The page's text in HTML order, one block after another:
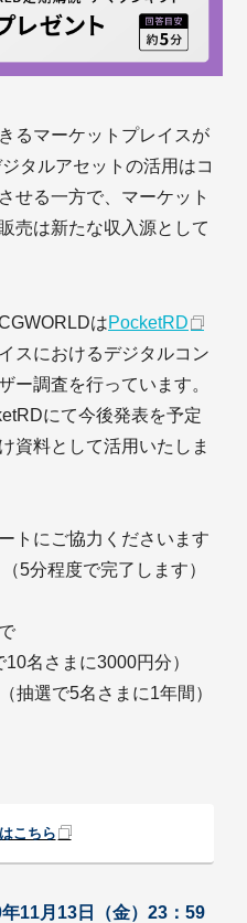
るマーケットプレイスが
タルアセットの活用はコ
せる一方で、マーケット
売は新たな収入源として
はPocketRD
スにおけるデジタルコン
ー調査を行っています。
にて今後発表を予定
資料として活用いたしま
トにご協力くださいます
5分程度で完了します）
名さまに3000円分）
抽選で5名さまに1年間）
こちら
11月13日（金）23：59